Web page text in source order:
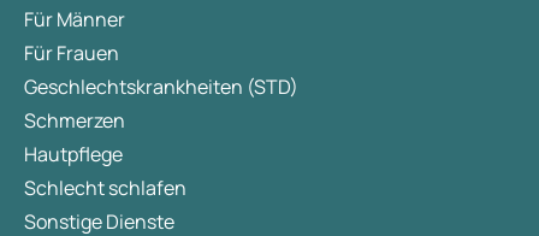
Für Männer
Für Frauen
Geschlechtskrankheiten (STD)
Schmerzen
Hautpflege
Schlecht schlafen
Sonstige Dienste